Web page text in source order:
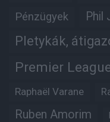
Pénzügyek Phil
Pletykák,
Premier
Raphaël Varane
Ruben Amorim